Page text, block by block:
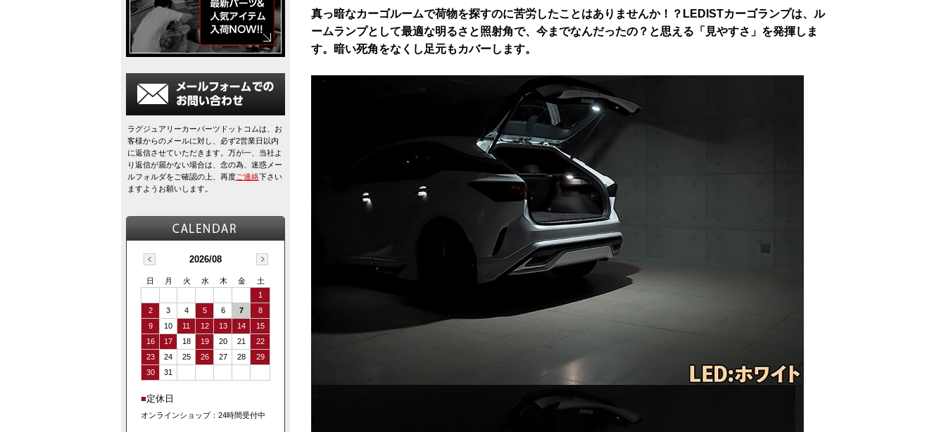
真っ暗なカーゴルームで荷物を探すのに苦労したことはありませんか！？LEDISTカーゴランプは、ル
ームランプとして最適な明るさと照射角で、今までなんだったの？と思える「見やすさ」を発揮しま
す。暗い死角をなくし足元もカバーします。
ラグジュアリーカーパーツドットコムは、お
客様からのメールに対し、必ず2営業日以内
に返信させていただきます。万が一、当社よ
り返信が届かない場合は、念の為、迷惑メー
ルフォルダをご確認の上、再度ご連絡下さい
ますようお願いします。
2026/08
日 月 火 水 木 金
土
1
2
3 4 5 6 7
8
9
10 11 12 13 14
15
16
17 18 19 20 21
22
23
24 25 26 27 28
29
30
31
■定休日
オンラインショップ：24時間受付中